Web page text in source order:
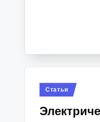
Posted
Статьи